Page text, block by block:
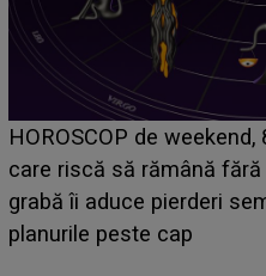
Emanuel a ținut ACEST
acum! În fața Alexandrei,
face o MĂRTURISIRE
sa: "I-am spus și ei în